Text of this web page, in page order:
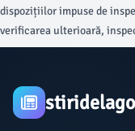
dispozițiilor impuse de
verificarea ulterioară,
activității nu a fost